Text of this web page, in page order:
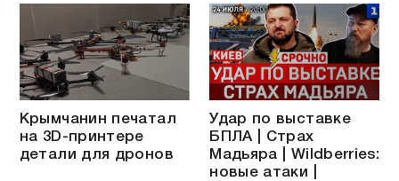
Крымчанин печатал
на 3D-принтере
детали для дронов
Удар по выставке
БПЛА | Страх
Мадьяра | Wildberries:
новые атаки |